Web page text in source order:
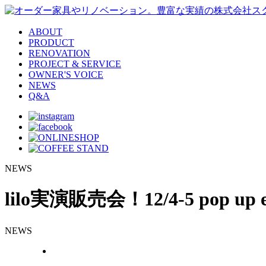
ABOUT
PRODUCT
RENOVATION
PROJECT & SERVICE
OWNER'S VOICE
NEWS
Q&A
NEWS
lilo実演販売会！12/4-5 pop up
NEWS